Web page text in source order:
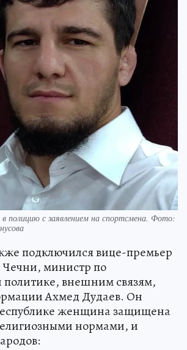
полицию с заявлением на спортсмена. Фото:
подключился вице-премьер
Чечни, министр по
внешним связям,
Ахмед Дудаев. Он
женщина защищена
нормами, и